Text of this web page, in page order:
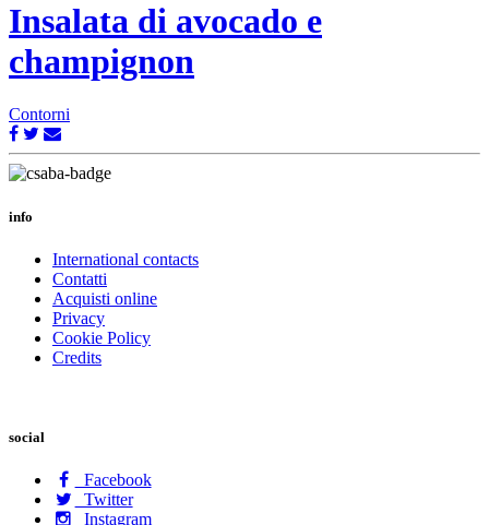
Insalata di avocado e
champignon
Contorni
info
International contacts
Contatti
Acquisti online
Privacy
Cookie Policy
Credits
social
Facebook
Twitter
Instagram